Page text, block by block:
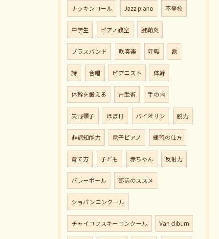
ナッキンコール Jazz piano 不登校
中学生 ピアノ教室 腱鞘炎
ブラスバンド 吹奏楽 呼吸 歌
詩 合唱 ピアニスト 体幹
体幹を鍛える 古武術 手の内
矢野顕子 ほぼ日 バイオリン 脱力
非認知能力 電子ピアノ 練習の仕方
育て方 子ども 赤ちゃん 反射力
バレーボール 部活のススメ
ショパンコンクール
チャイコフスキーコンクール Van cliburn